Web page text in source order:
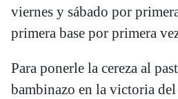
viernes y sábado por
primera base por primera
Para ponerle la cereza al
bambinazo en la victoria